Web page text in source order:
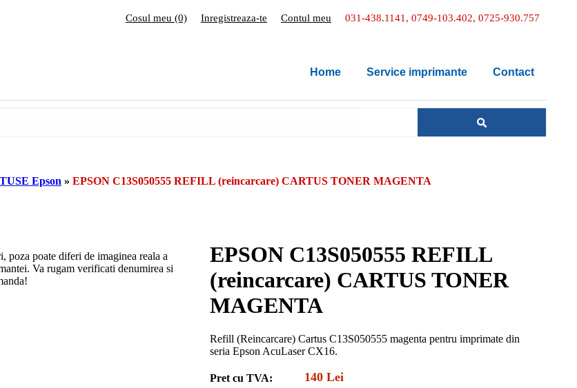
031-438.1141, 0749-103.402, 0725-930.757
Contul meu
Inregistreaza-te
Cosul meu (0)
Home Service imprimante Contact
Epson » EPSON C13S050555 REFILL (reincarcare) CARTUS TONER MAGENTA
poza poate diferi de imaginea reala a
Va rugam verificati denumirea si
EPSON C13S050555 REFILL
(reincarcare) CARTUS TONER
MAGENTA
Refill (Reincarcare) Cartus C13S050555 magenta pentru imprimate din
seria Epson AcuLaser CX16.
Pret cu TVA: 140 Lei